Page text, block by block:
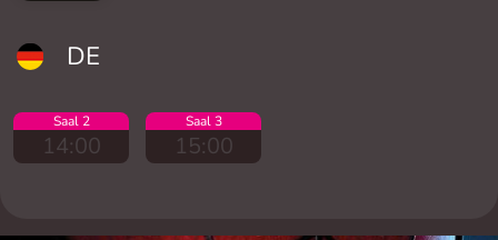
DE
Saal 2
14:00
Saal 3
15:00